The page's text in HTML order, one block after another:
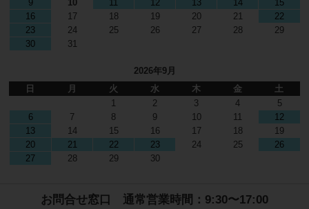
9
10 11 12 13 14
15
16
17 18 19 20 21
22
23
24 25 26 27 28
29
30
31
2026年9月
日
月 火 水 木 金
土
1
2 3 4
5
6
7 8 9 10 11
12
13
14 15 16 17 18
19
20
21 22 23 24 25
26
27
28 29 30
お問合せ窓口 通常営業時間：9:30〜17:00